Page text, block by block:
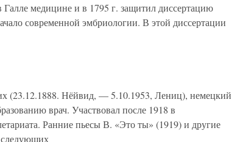
медицине и в 1795 г. защитил диссертацию
современной эмбриологии. В этой диссертации
(23.12.1888. Нёйвид, — 5.10.1953, Лениц), немецкий
врач. Участвовал после 1918 в
Ранние пьесы В. «Это ты» (1919) и другие
следующих